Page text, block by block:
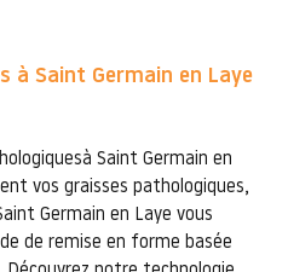
à Saint Germain en Laye
Saint Germain en
vos graisses pathologiques,
Germain en Laye vous
de remise en forme basée